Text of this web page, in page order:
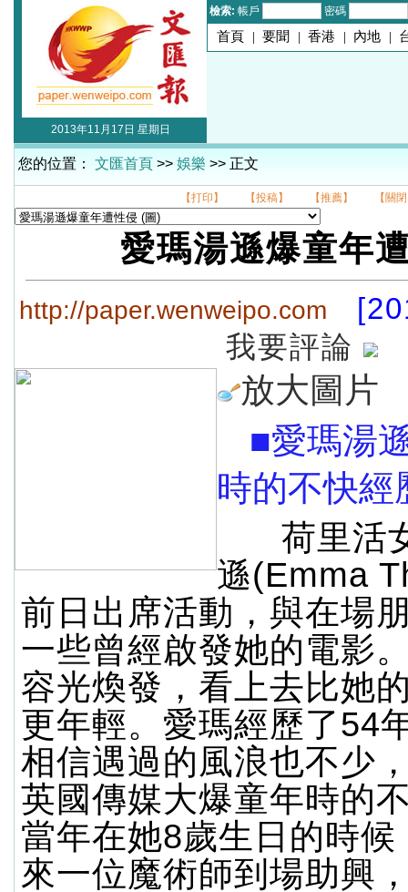
檢索: 帳戶 密碼
首頁 | 要聞 | 香港 | 內地 |
2013年11月17日 星期日
您的位置： 文匯首頁 >> 娛樂 >> 正文
【打印】 【投稿】 【推薦】 【關
愛瑪湯遜爆童年
http://paper.wenweipo.com
我要評論
放大圖片
■愛瑪湯
時的不快經
荷里活
遜(Emma
前日出席活動，與在場
一些曾經啟發她的電影
容光煥發，看上去比她
更年輕。愛瑪經歷了54
相信遇過的風浪也不少
英國傳媒大爆童年時的
當年在她8歲生日的時候
來一位魔術師到場助興